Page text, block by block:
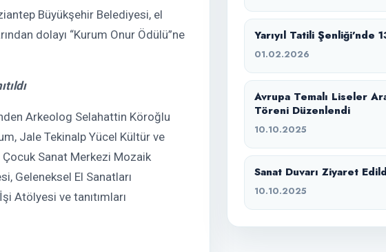
Büyükşehir Belediyesi, el
dolayı “Kurum Onur Ödülü”ne
Arkeolog Selahattin Köroğlu
Jale Tekinalp Yücel Kültür ve
Sanat Merkezi Mozaik
Geleneksel El Sanatları
Atölyesi ve tanıtımları
Yarıyıl Tatili Şenliği’nde
01.02.2026
Avrupa Temalı Liseler
Töreni Düzenlendi
10.10.2025
Sanat Duvarı Ziyaret
10.10.2025